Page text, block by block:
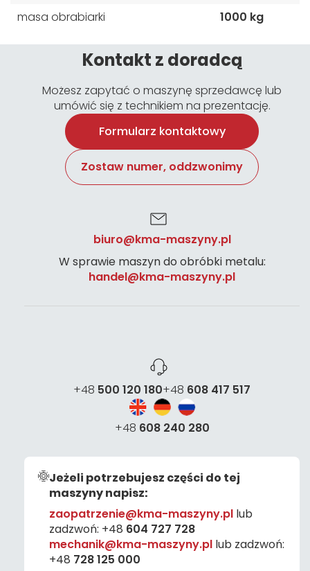
masa obrabiarki 1000 kg
Kontakt z doradcą
Możesz zapytać o maszynę sprzedawcę lub
umówić się z technikiem na prezentację.
Formularz kontaktowy
Zostaw numer, oddzwonimy
biuro@kma-maszyny.pl
W sprawie maszyn do obróbki metalu:
handel@kma-maszyny.pl
+48 500 120 180+48 608 417 517
+48 608 240 280
Jeżeli potrzebujesz części do tej
maszyny napisz:
zaopatrzenie@kma-maszyny.pl lub
zadzwoń: +48 604 727 728
mechanik@kma-maszyny.pl lub zadzwoń:
+48 728 125 000